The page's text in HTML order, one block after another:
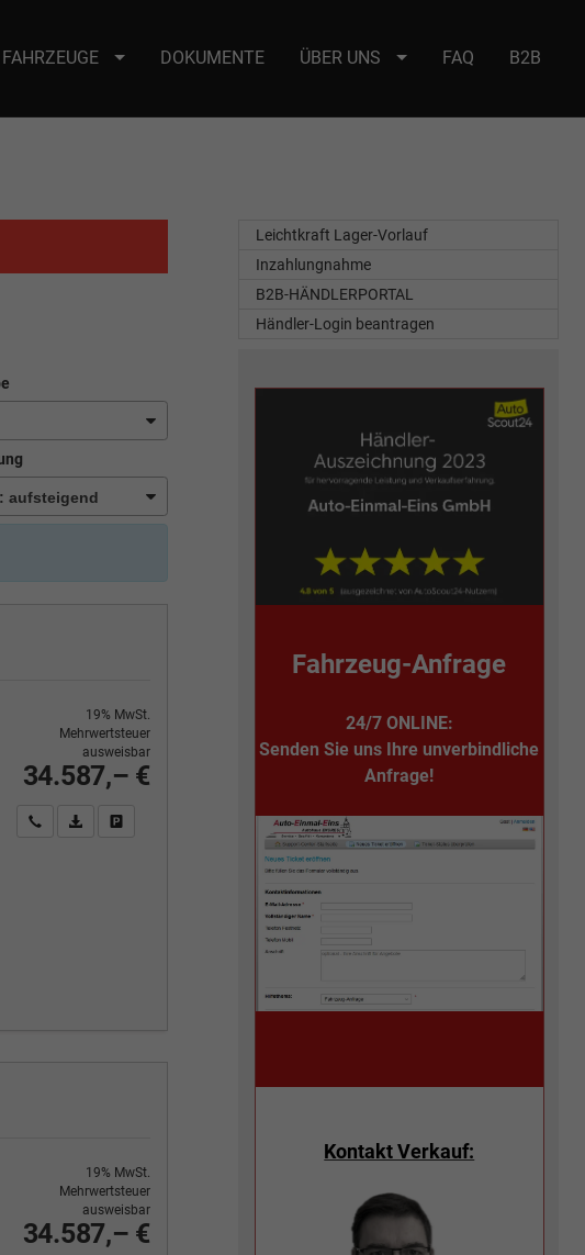
Host Name : selector2._domainkey Points to address or value: selector2-aee-
FAHRZEUGE DOKUMENTE ÜBER UNS FAQ B2B
34.587,– €
19% MwSt.
Mehrwertsteuer
ausweisbar
Wir rufen Sie anPDF-Fahrzeugexposé drucken
Fahrzeug drucken, parken oder vergleichen
34.587,– €
19% MwSt.
Mehrwertsteuer
ausweisbar
Leichtkraft Lager-Vorlauf
Inzahlungnahme
B2B-HÄNDLERPORTAL
Händler-Login beantragen
Fahrzeug-Anfrage
24/7 ONLINE:
Senden Sie uns Ihre unverbindliche
Anfrage!
Kontakt Verkauf: